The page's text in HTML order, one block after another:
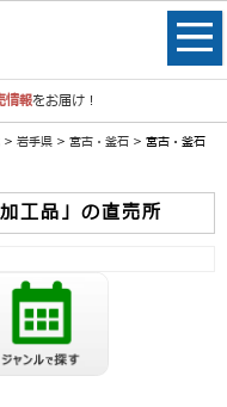
情報をお届け！
> 岩手県 > 宮古・釜石 > 宮古・釜石
工品」の直売所